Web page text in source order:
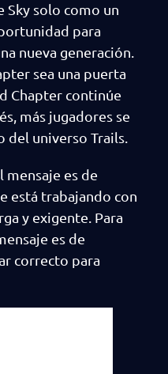
Sky solo como un
para
nueva generación.
sea una puerta
Chapter continúe
más jugadores se
del universo Trails.
mensaje es de
está trabajando con
y exigente. Para
es de
correcto para